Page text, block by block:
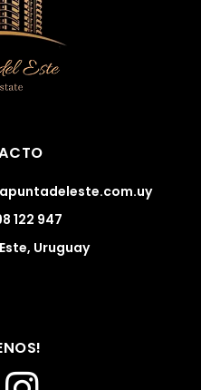
122 947
Uruguay